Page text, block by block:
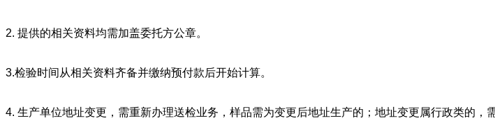
2. 提供的相关资料均需加盖委托方公章。
3.检验时间从相关资料齐备并缴纳预付款后开始计算。
4. 生产单位地址变更，需重新办理送检业务，样品需为变更后地址生产的；地址变更属行政类的，